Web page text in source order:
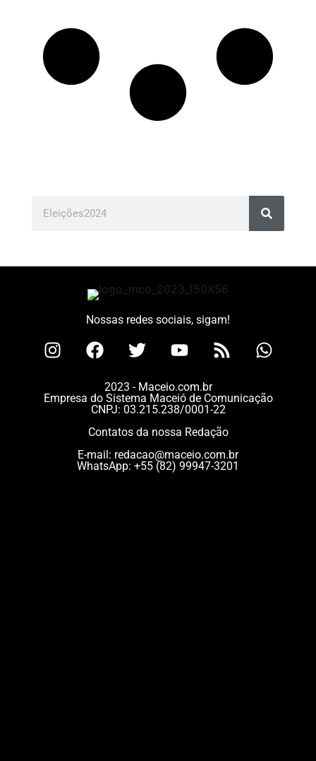
Nossas redes sociais, sigam!
2023 - Maceio.com.br
Empresa do Sistema Maceió de Comunicação
CNPJ: 03.215.238/0001-22
Contatos da nossa Redação
E-mail: redacao@maceio.com.br
WhatsApp: +55 (82) 99947-3201